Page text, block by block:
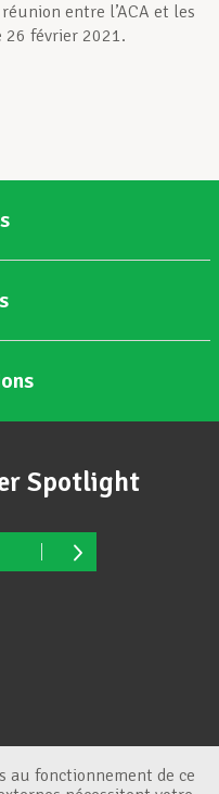
entre l’ACA et les
26 février 2021.
Spotlight
au fonctionnement de ce